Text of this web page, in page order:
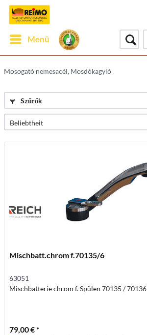
Menü
Mosogató nemesacél, Mosdókagyló
Szűrők
Mischbatt.chrom f.70135/6
63051
Mischbatterie chrom f. Spülen 70135 / 70136
79,00 € *